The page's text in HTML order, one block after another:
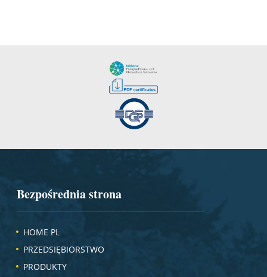
Bezpośrednia strona
HOME PL
PRZEDSIĘBIORSTWO
PRODUKTY